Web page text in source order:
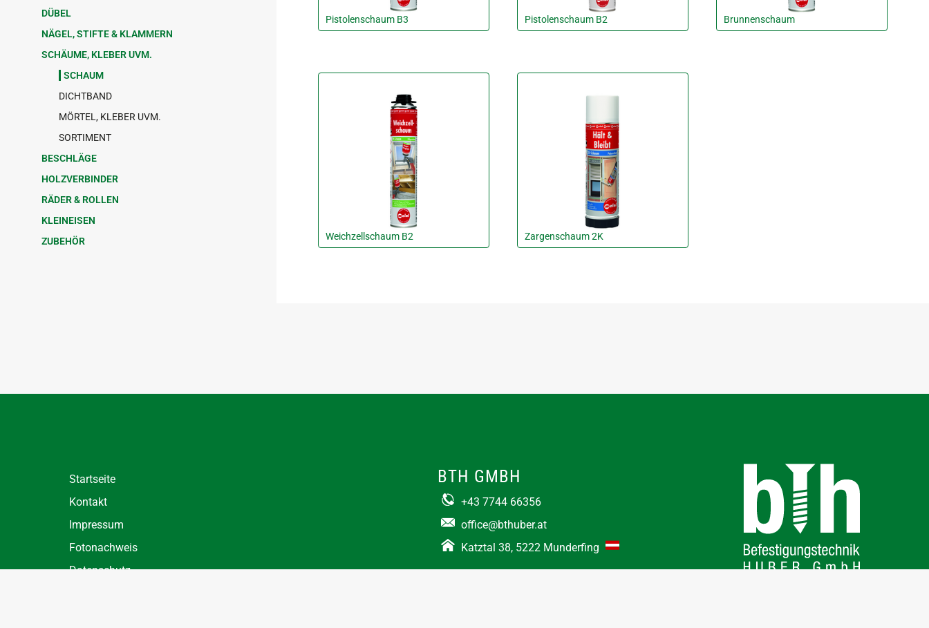
DÜBEL
NÄGEL, STIFTE & KLAMMERN
SCHÄUME, KLEBER UVM.
SCHAUM
DICHTBAND
MÖRTEL, KLEBER UVM.
SORTIMENT
BESCHLÄGE
HOLZVERBINDER
RÄDER & ROLLEN
KLEINEISEN
ZUBEHÖR
Pistolenschaum B3 Pistolenschaum B2 Brunnenschaum
Weichzellschaum B2 Zargenschaum 2K
Startseite
Kontakt
Impressum
Fotonachweis
Datenschutz
BTH GMBH
+43 7744 66356
office@bthuber.at​
Katztal 38, 5222 Munderfing